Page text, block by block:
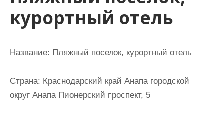
курортный отель
Название: Пляжный поселок, курортный отель
Страна: Краснодарский край Анапа городской
округ Анапа Пионерский проспект, 5